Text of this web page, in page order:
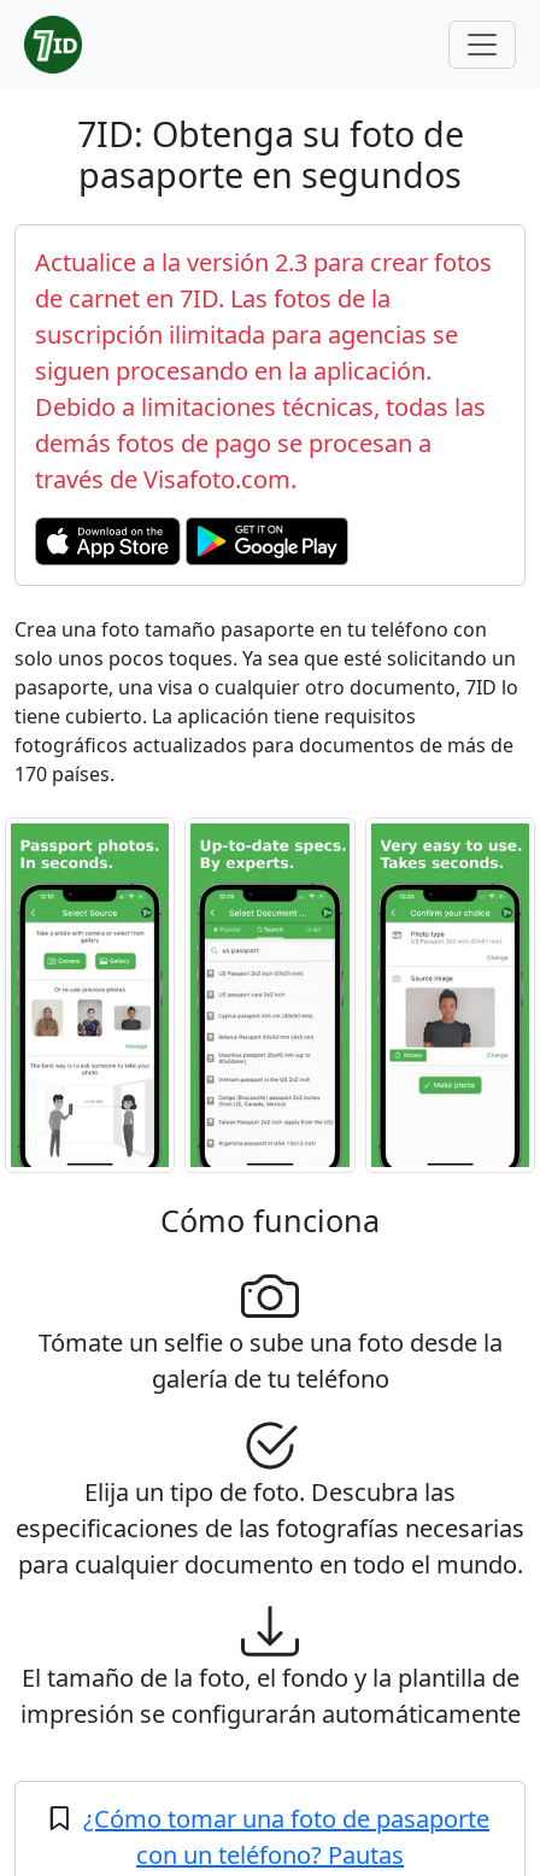
7ID: Obtenga su foto de
pasaporte en segundos
Actualice a la versión 2.3 para crear fotos
de carnet en 7ID. Las fotos de la
suscripción ilimitada para agencias se
siguen procesando en la aplicación.
Debido a limitaciones técnicas, todas las
demás fotos de pago se procesan a
través de Visafoto.com.
Crea una foto tamaño pasaporte en tu teléfono con
solo unos pocos toques. Ya sea que esté solicitando un
pasaporte, una visa o cualquier otro documento, 7ID lo
tiene cubierto. La aplicación tiene requisitos
fotográficos actualizados para documentos de más de
170 países.
Cómo funciona
Tómate un selfie o sube una foto desde la
galería de tu teléfono
Elija un tipo de foto. Descubra las
especificaciones de las fotografías necesarias
para cualquier documento en todo el mundo.
El tamaño de la foto, el fondo y la plantilla de
impresión se configurarán automáticamente
¿Cómo tomar una foto de pasaporte
con un teléfono? Pautas